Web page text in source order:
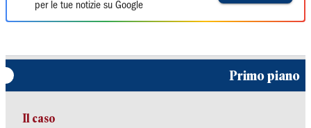
per le tue notizie su Google
Primo piano
Il caso